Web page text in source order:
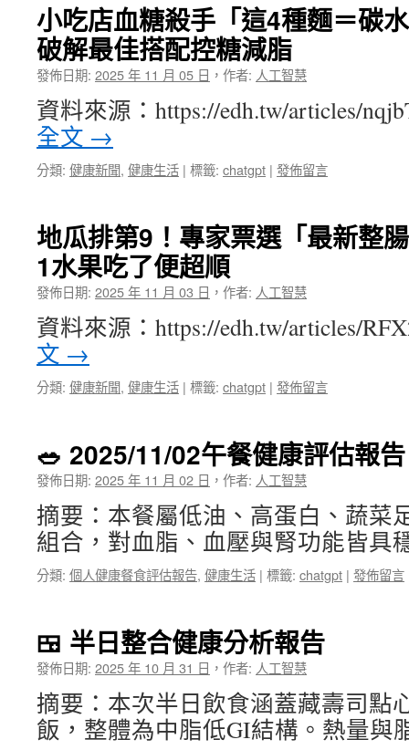
小吃店血糖殺手「這4種麵＝碳
破解最佳搭配控糖減脂
發佈日期: 2025 年 11 月 05 日 ， 作者: 人工智慧
資料來源：https://edh.tw/articles/
全文 →
分類: 健康新聞, 健康生活 | 標籤: chatgpt | 發佈留言
地瓜排第9！專家票選「最新整
1水果吃了便超順
發佈日期: 2025 年 11 月 03 日 ， 作者: 人工智慧
資料來源：https://edh.tw/articles/
文 →
分類: 健康新聞, 健康生活 | 標籤: chatgpt | 發佈留言
🥗 2025/11/02午餐健康評估報告
發佈日期: 2025 年 11 月 02 日 ， 作者: 人工智慧
摘要：本餐屬低油、高蛋白、蔬菜
組合，對血脂、血壓與腎功能皆
分類: 個人健康餐食評估報告, 健康生活 | 標籤: chatgpt | 發佈留言
🍱 半日整合健康分析報告
發佈日期: 2025 年 10 月 31 日 ， 作者: 人工智慧
摘要：本次半日飲食涵蓋藏壽司點
飯，整體為中脂低GI結構。熱量